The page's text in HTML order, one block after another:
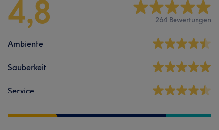
4,8 264 Bewertungen
Ambiente
Sauberkeit
Service